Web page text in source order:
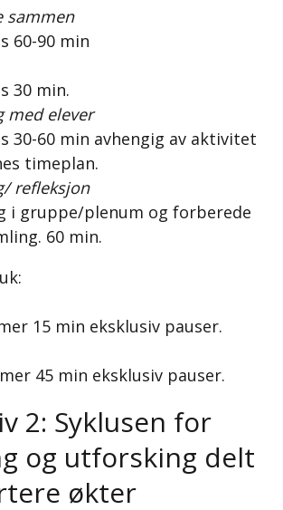
sammen
60-90 min
30 min.
med elever
30-60 min avhengig av aktivitet
timeplan.
refleksjon
i gruppe/plenum og forberede
60 min.
15 min eksklusiv pauser.
45 min eksklusiv pauser.
2: Syklusen for
og utforsking delt
økter